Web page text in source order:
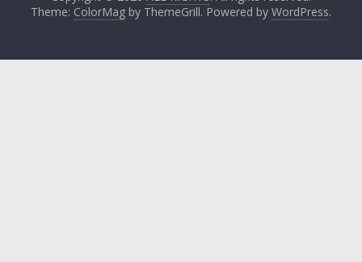
Theme: ColorMagby ThemeGrill. Powered by WordPress.